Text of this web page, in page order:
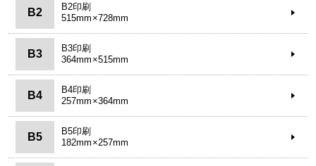
B2
B2印刷
515mm×728mm
B3
B3印刷
364mm×515mm
B4
B4印刷
257mm×364mm
B5
B5印刷
182mm×257mm